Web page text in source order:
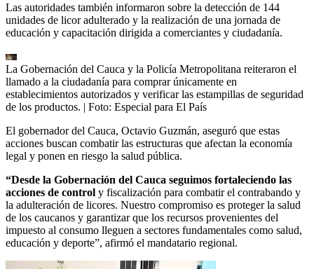
Las autoridades también informaron sobre la detección de 144
unidades de licor adulterado y la realización de una jornada de
educación y capacitación dirigida a comerciantes y ciudadanía.
La Gobernación del Cauca y la Policía Metropolitana reiteraron el
llamado a la ciudadanía para comprar únicamente en
establecimientos autorizados y verificar las estampillas de seguridad
de los productos. | Foto: Especial para El País
El gobernador del Cauca, Octavio Guzmán, aseguró que estas
acciones buscan combatir las estructuras que afectan la economía
legal y ponen en riesgo la salud pública.
“Desde la Gobernación del Cauca seguimos fortaleciendo las
acciones de control y fiscalización para combatir el contrabando y
la adulteración de licores. Nuestro compromiso es proteger la salud
de los caucanos y garantizar que los recursos provenientes del
impuesto al consumo lleguen a sectores fundamentales como salud,
educación y deporte”, afirmó el mandatario regional.